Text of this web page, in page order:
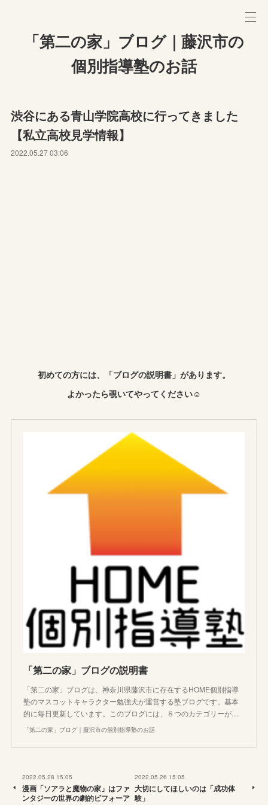
「第二の家」ブログ｜藤沢市の
個別指導塾のお話
渋谷にある青山学院高校に行ってきました
【私立高校見学情報】
2022.05.27 03:06
初めての方には、「ブログの説明書」があります。
よかったら覗いてやってください☺︎
「第二の家」ブログの説明書
「第二の家」ブログは、神奈川県藤沢市に存在するHOME個別指導
塾のマスコットキャラクター勉強犬が運営する塾ブログです。基本
的に毎日更新しています。このブログには、８つのカテゴリーが…
「第二の家」ブログ｜藤沢市の個別指導塾のお話
2022.05.28 15:05
漫画「ソアラと魔物の家」はファ
ンタジーの世界の劇的ビフォーア
2022.05.26 15:05
大切にしてほしいのは「成功体
験」